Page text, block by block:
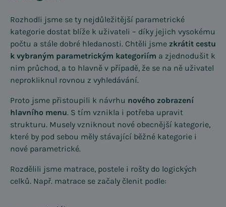
Rozhodli jsme se ty nejdůležitější parametrické
kategorie dostat blíže k uživateli – díky jejich vysokému
počtu a stále dobré hledanosti. Chtěli jsme zkrátit cestu
k vybraným parametrickým kategoriím a zjednodušit k
nim průchod, a to hlavně v případě, že se na ně uživatel
neprokliknul rovnou z vyhledávání.
Proto jsme přistoupili k návrhu nového zobrazení
hlavního menu. S tím vznikla i potřeba upravit
strukturu. Musely vzniknout nové obecnější kategorie,
které by pod sebou měly stávající běžné kategorie i
nové parametrické.
Rozdělili jsme matrace, postele i rošty do logických
celků. Např. matrace se začaly členit podle: